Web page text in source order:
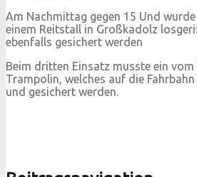
Am Nachmittag gegen 15 Und
einem Reitstall in Großkadolz
ebenfalls gesichert werden
Beim dritten Einsatz musste ein
Trampolin, welches auf die
und gesichert werden.